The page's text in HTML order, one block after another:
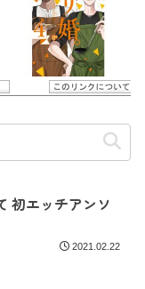
初エッチアンソ
2021.02.22